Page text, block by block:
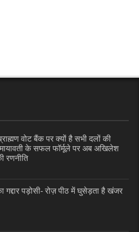
वोट बैंक पर क्यों है सभी दलों की
के सफल फॉर्मूले पर अब अखिलेश
रणनीति
गद्दार पड़ोसी- रोज़ पीठ में घुसेड़ता है खंजर